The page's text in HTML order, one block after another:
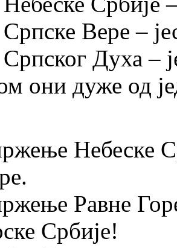
Вере –
Духа –
они дуже од
Небеске
Равне
Србије!